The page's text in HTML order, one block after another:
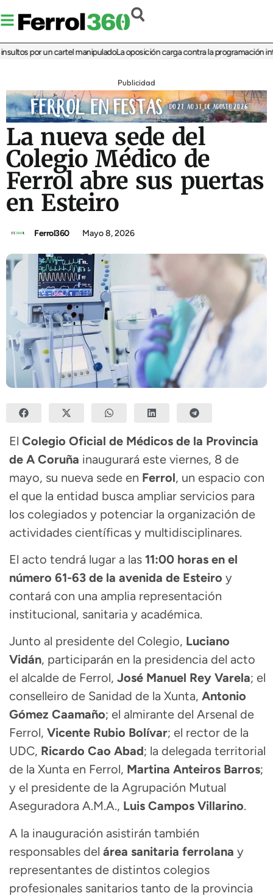
por un cartel manipuladoLa oposición carga contra la programación
Publicidad
La nueva sede del
Colegio Médico de
Ferrol abre sus puertas
en Esteiro
Ferrol360 Mayo 8, 2026
El Colegio Oficial de Médicos de la Provincia
de A Coruña inaugurará este viernes, 8 de
mayo, su nueva sede en Ferrol, un espacio con
el que la entidad busca ampliar servicios para
los colegiados y potenciar la organización de
actividades científicas y multidisciplinares.
El acto tendrá lugar a las 11:00 horas en el
número 61-63 de la avenida de Esteiro y
contará con una amplia representación
institucional, sanitaria y académica.
Junto al presidente del Colegio, Luciano
Vidán, participarán en la presidencia del acto
el alcalde de Ferrol, José Manuel Rey Varela; el
conselleiro de Sanidad de la Xunta, Antonio
Gómez Caamaño; el almirante del Arsenal de
Ferrol, Vicente Rubio Bolívar; el rector de la
UDC, Ricardo Cao Abad; la delegada territorial
de la Xunta en Ferrol, Martina Anteiros Barros;
y el presidente de la Agrupación Mutual
Aseguradora A.M.A., Luis Campos Villarino.
A la inauguración asistirán también
responsables del área sanitaria ferrolana y
representantes de distintos colegios
profesionales sanitarios tanto de la provincia